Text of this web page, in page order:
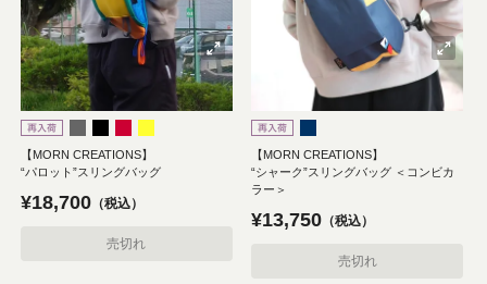
【MORN CREATIONS】
“パロット”スリングバッグ
¥18,700 税込
売切れ
【MORN CREATIONS】
“シャーク”スリングバッグ ＜コンビカ
ラー＞
¥13,750 税込
売切れ